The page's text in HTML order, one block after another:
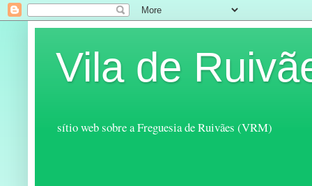
Vila de
sítio web sobre a Freguesia de Ruivães (VRM)